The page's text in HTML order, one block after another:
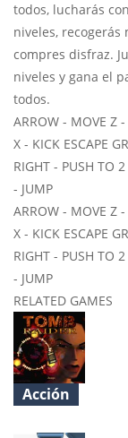
todos, lucharás
niveles,
compres disfraz.
niveles y gana el
todos.
ARROW - MOVE Z -
X - KICK ESCAPE
RIGHT - PUSH TO
- JUMP
ARROW - MOVE Z -
X - KICK ESCAPE
RIGHT - PUSH TO
- JUMP
RELATED GAMES
Acción